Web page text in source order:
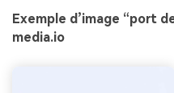
Exemple d’image “port
media.io